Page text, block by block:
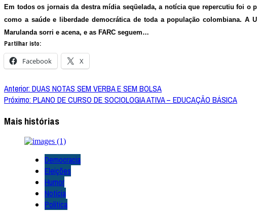
Em todos os jornais da destra mídia seqüelada, a notícia que repercutiu foi o
como a saúde e liberdade democrática de toda a população colombiana.
Marulanda sorri e acena, e as FARC seguem…
Partilhar isto:
Facebook X
Navegação
de
artigos
Anterior:DUAS NOTAS SEM VERBA E SEM BOLSA
Próximo:PLANO DE CURSO DE SOCIOLOGIA ATIVA – EDUCAÇÃO BÁSICA
Mais histórias
Democracia
Eleições
Humor
Notícia
Política